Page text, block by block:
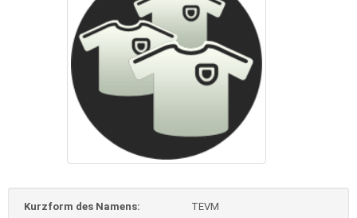
Kurzform des Namens: TEVM